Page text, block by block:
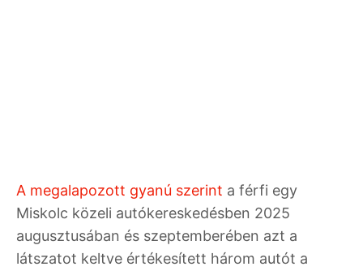
A megalapozott gyanú szerint a férfi egy
Miskolc közeli autókereskedésben 2025
augusztusában és szeptemberében azt a
látszatot keltve értékesített három autót a